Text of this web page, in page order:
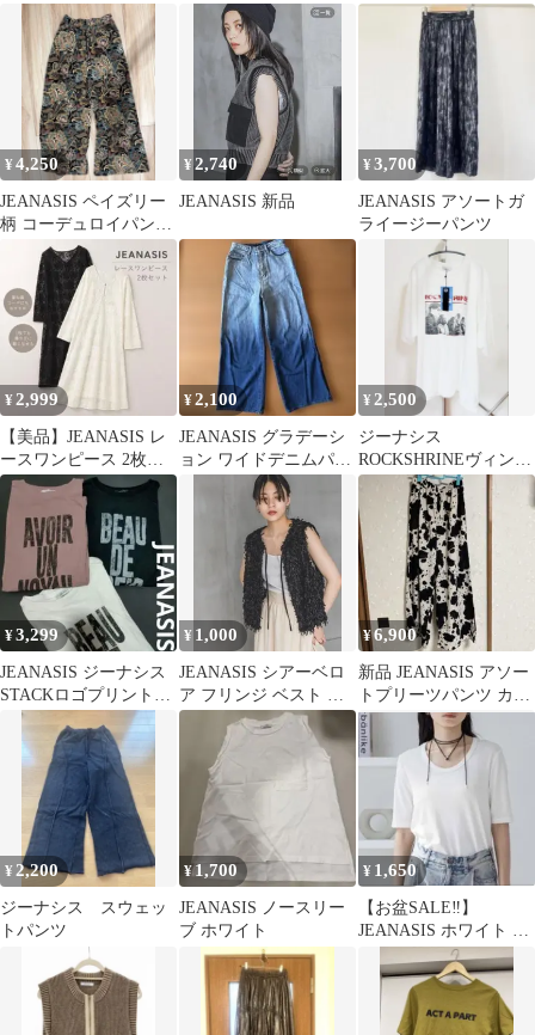
ピース
¥4,250
JEANASIS ペイズリー
柄 コーデュロイパンツ
¥2,740
JEANASIS 新品
¥3,700
JEANASIS アソートガ
ライージーパンツ
¥2,999
【美品】JEANASIS レ
ースワンピース 2枚セ
ット ブラック ホワイト
¥2,100
JEANASIS グラデーシ
ョン ワイドデニムパン
¥ 2,500
ジーナシス
ROCKSHRINEヴィンテ
ージ TEE 半袖 Tシャツ
ロック
¥3,299
JEANASIS ジーナシス
STACKロゴプリント
TEE
¥ 1,000
JEANASIS シアーベロ
ア フリンジ ベスト ブ
ラック
¥6,900
新品 JEANASIS アソー
トプリーツパンツ カウ
柄 F
¥2,200
ジーナシス スウェッ
トパンツ
¥1,700
JEANASIS ノースリー
ブ ホワイト
¥ 1,650
【お盆SALE‼️】
JEANASIS ホワイト ス
ムーステレコUネック